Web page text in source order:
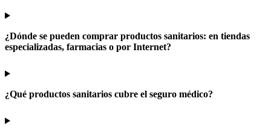
¿Dónde se pueden comprar productos sanitarios: en tiendas
especializadas, farmacias o por Internet?
¿Qué productos sanitarios cubre el seguro médico?